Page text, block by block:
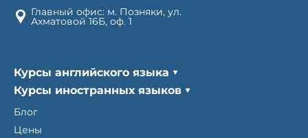
Главный офис: м. Позняки, ул.
Ахматовой 16Б, оф. 1
Курсы английского языка
Курсы иностранных языков
Блог
Цены